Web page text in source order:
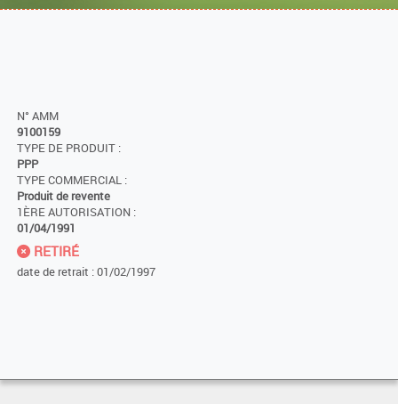
N° AMM
9100159
TYPE DE PRODUIT :
PPP
TYPE COMMERCIAL :
Produit de revente
1ÈRE AUTORISATION :
01/04/1991
RETIRÉ
date de retrait : 01/02/1997